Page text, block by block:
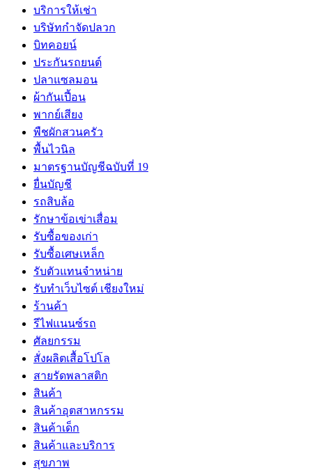
บริการให้เช่า
บริษัทกำจัดปลวก
บิทคอยน์
ประกันรถยนต์
ปลาแซลมอน
ผ้ากันเปี้อน
พากย์เสียง
พืชผักสวนครัว
พื้นไวนิล
มาตรฐานบัญชีฉบับที่ 19
ยื่นบัญชี
รถสิบล้อ
รักษาข้อเข่าเสื่อม
รับซื้อของเก่า
รับซื้อเศษเหล็ก
รับตัวแทนจำหน่าย
รับทำเว็บไซต์ เชียงใหม่
ร้านค้า
รีไฟแนนซ์รถ
ศัลยกรรม
สั่งผลิตเสื้อโปโล
สายรัดพลาสติก
สินค้า
สินค้าอุตสาหกรรม
สินค้าเด็ก
สินค้าและบริการ
สุขภาพ